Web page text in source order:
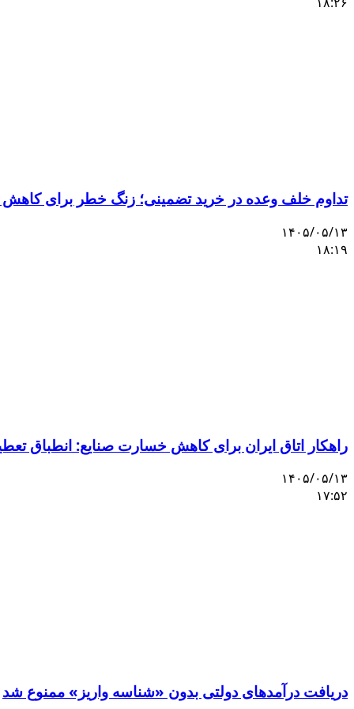
تداوم خلف وعده در خرید تضمینی؛ زنگ خطر برای
۱۴۰۵/۰۵/۱۳
۱۸:۱۹
راهکار اتاق ایران برای کاهش خسارت صنایع: انطباق
۱۴۰۵/۰۵/۱۳
۱۷:۵۲
دریافت درآمدهای دولتی بدون «شناسه واریز» ممنوع شد